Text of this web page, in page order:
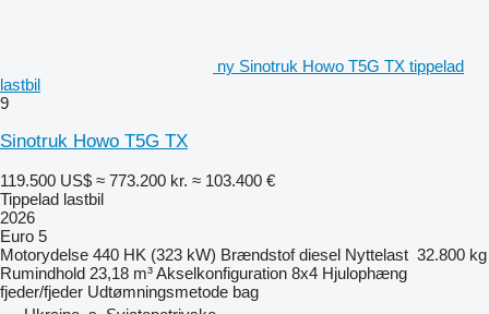
ny Sinotruk Howo T5G TX tippelad
lastbil
9
Sinotruk Howo T5G TX
119.500 US$ ≈ 773.200 kr. ≈ 103.400 €
Tippelad lastbil
2026
Euro 5
Motorydelse 440 HK (323 kW) Brændstof diesel Nyttelast 32.800 kg
Rumindhold 23,18 m³Akselkonfiguration 8x4 Hjulophæng
fjeder/fjeder Udtømningsmetode bag